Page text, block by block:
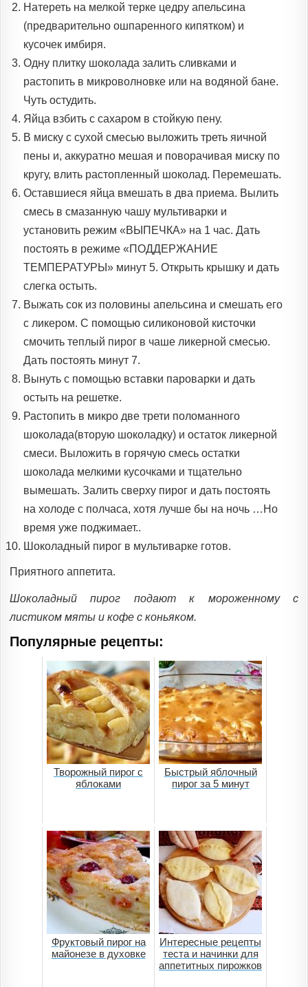
Натереть на мелкой терке цедру апельсина
(предварительно ошпаренного кипятком) и
кусочек имбиря.
Одну плитку шоколада залить сливками и
растопить в микроволновке или на водяной бане.
Чуть остудить.
Яйца взбить с сахаром в стойкую пену.
В миску с сухой смесью выложить треть яичной
пены и, аккуратно мешая и поворачивая миску по
кругу, влить растопленный шоколад. Перемешать.
Оставшиеся яйца вмешать в два приема. Вылить
смесь в смазанную чашу мультиварки и
установить режим «ВЫПЕЧКА» на 1 час. Дать
постоять в режиме «ПОДДЕРЖАНИЕ
ТЕМПЕРАТУРЫ» минут 5. Открыть крышку и дать
слегка остыть.
Выжать сок из половины апельсина и смешать его
с ликером. С помощью силиконовой кисточки
смочить теплый пирог в чаше ликерной смесью.
Дать постоять минут 7.
Вынуть с помощью вставки пароварки и дать
остыть на решетке.
Растопить в микро две трети поломанного
шоколада(вторую шоколадку) и остаток ликерной
смеси. Выложить в горячую смесь остатки
шоколада мелкими кусочками и тщательно
вымешать. Залить сверху пирог и дать постоять
на холоде с полчаса, хотя лучше бы на ночь …Но
время уже поджимает..
Шоколадный пирог в мультиварке готов.
Приятного аппетита.
Шоколадный пирог подают к мороженному с
листиком мяты и кофе с коньяком.
Популярные рецепты:
Творожный пирог с
яблоками
Быстрый яблочный
пирог за 5 минут
Фруктовый пирог на
майонезе в духовке
Интересные рецепты
теста и начинки для
аппетитных пирожков